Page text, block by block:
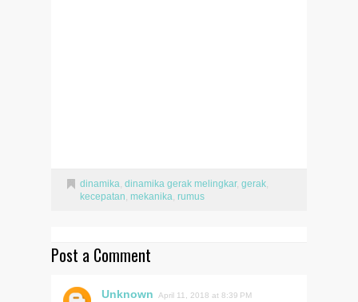
dinamika, dinamika gerak melingkar, gerak,
kecepatan, mekanika, rumus
Post a Comment
Unknown April 11, 2018 at 8:39 PM